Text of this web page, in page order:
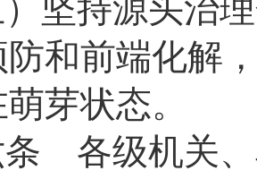
）坚持源头治
和前端化解
芽状态。
各级机关、